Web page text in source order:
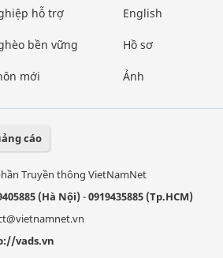
hỗ trợ
bền vững
mới
English
Hồ sơ
Ảnh
cáo
Truyền thông VietNamNet
(Hà Nội)-0919435885 (Tp.HCM)
vads.vn